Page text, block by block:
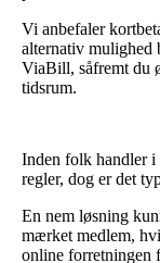
Vi anbefaler
alternativ mulighed
ViaBill, såfremt du
tidsrum.
Inden folk handler i
regler, dog er det
En nem løsning
mærket medlem,
online forretningen